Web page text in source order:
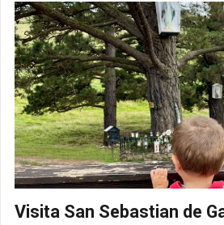
Visita San Sebastian de